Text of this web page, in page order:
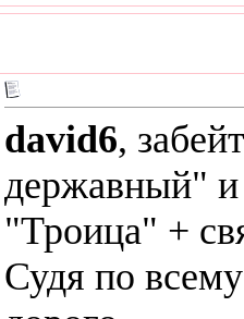
david6,
державный" и
"Троица" +
Судя по